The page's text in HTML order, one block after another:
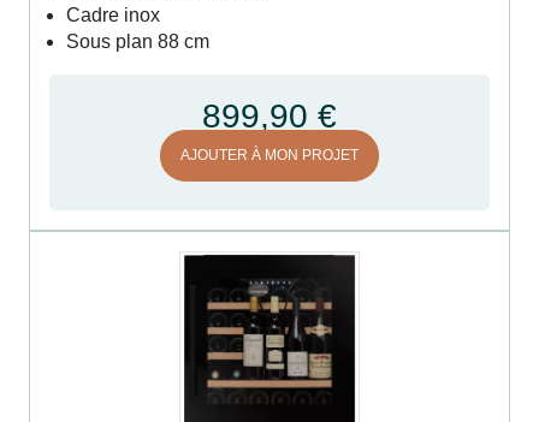
Cadre inox
Sous plan 88 cm
899,90 €
AJOUTER À MON PROJET